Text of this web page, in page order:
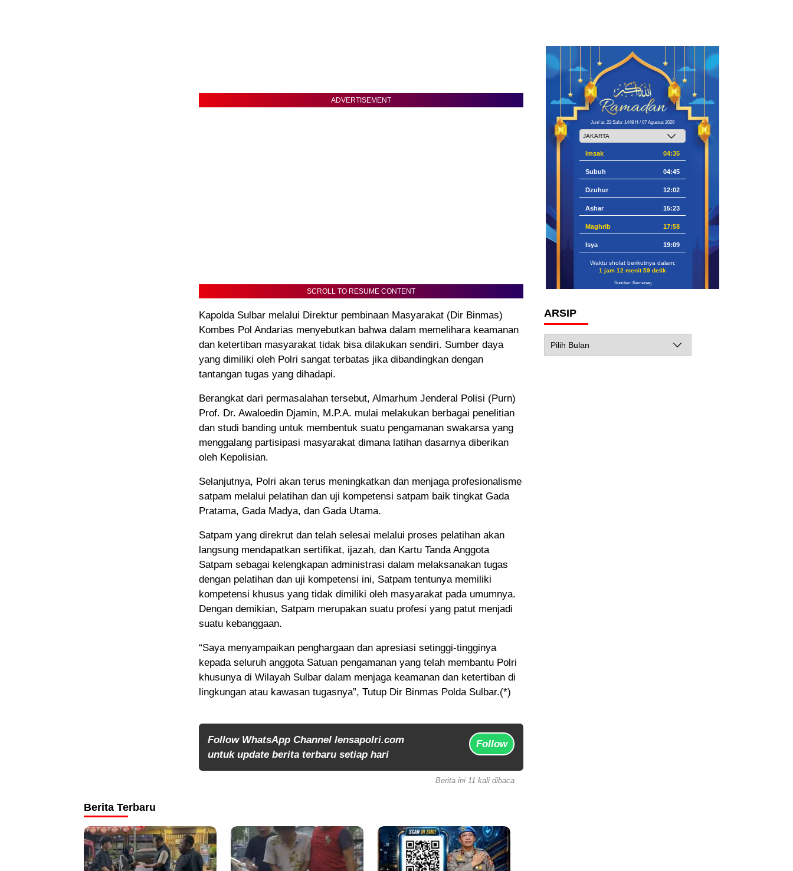
ADVERTISEMENT
SCROLL TO RESUME CONTENT
Kapolda Sulbar melalui Direktur pembinaan Masyarakat (Dir Binmas)
Kombes Pol Andarias menyebutkan bahwa dalam memelihara keamanan
dan ketertiban masyarakat tidak bisa dilakukan sendiri. Sumber daya
yang dimiliki oleh Polri sangat terbatas jika dibandingkan dengan
tantangan tugas yang dihadapi.
Berangkat dari permasalahan tersebut, Almarhum Jenderal Polisi (Purn)
Prof. Dr. Awaloedin Djamin, M.P.A. mulai melakukan berbagai penelitian
dan studi banding untuk membentuk suatu pengamanan swakarsa yang
menggalang partisipasi masyarakat dimana latihan dasarnya diberikan
oleh Kepolisian.
Selanjutnya, Polri akan terus meningkatkan dan menjaga profesionalisme
satpam melalui pelatihan dan uji kompetensi satpam baik tingkat Gada
Pratama, Gada Madya, dan Gada Utama.
Satpam yang direkrut dan telah selesai melalui proses pelatihan akan
langsung mendapatkan sertifikat, ijazah, dan Kartu Tanda Anggota
Satpam sebagai kelengkapan administrasi dalam melaksanakan tugas
dengan pelatihan dan uji kompetensi ini, Satpam tentunya memiliki
kompetensi khusus yang tidak dimiliki oleh masyarakat pada umumnya.
Dengan demikian, Satpam merupakan suatu profesi yang patut menjadi
suatu kebanggaan.
“Saya menyampaikan penghargaan dan apresiasi setinggi-tingginya
kepada seluruh anggota Satuan pengamanan yang telah membantu Polri
khusunya di Wilayah Sulbar dalam menjaga keamanan dan ketertiban di
lingkungan atau kawasan tugasnya”, Tutup Dir Binmas Polda Sulbar.(*)
Follow WhatsApp Channel lensapolri.com
untuk update berita terbaru setiap hari
Follow
Berita ini 11 kali dibaca
Berita Terbaru
Jum'at, 22 Safar 1448 H / 07 Agustus 2026
Imsak 04:35
Subuh 04:45
Dzuhur 12:02
Ashar 15:23
Maghrib 17:58
Isya 19:09
Waktu sholat berikutnya dalam:
1 jam 12 menit 58 detik
Sumber: Kemenag
ARSIP